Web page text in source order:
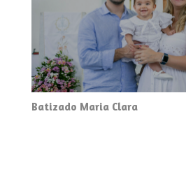
Batizado Maria Clara